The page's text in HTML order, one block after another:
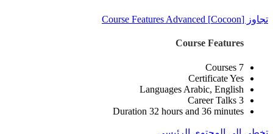
تجاوز [Cocoon] Course Features Advanced
Course Features
Courses 7
CertificateYes
Languages Arabic, English
Career Talks 3
Duration 32 hours and 36 minutes